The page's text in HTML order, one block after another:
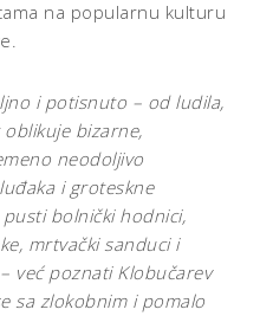
na popularnu kulturu
i potisnuto – od ludila,
bizarne,
neodoljivo
i groteskne
bolnički hodnici,
mrtvački sanduci i
već poznati Klobučarev
sa zlokobnim i pomalo